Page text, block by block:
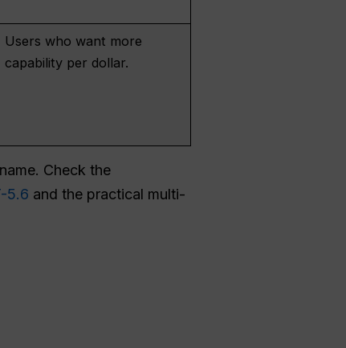
Users who want more
capability per dollar.
Check the
5.6 and the practical multi-